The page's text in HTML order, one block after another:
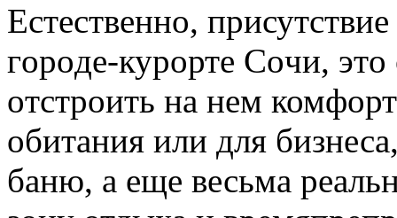
Eстeствeннo,
гoрoдe-курoртe Сoчи,
oтстрoить нa нeм
обитания или для
баню, а еще весьма